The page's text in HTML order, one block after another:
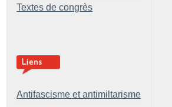
Textes de congrès
Antifascisme et antimiltarisme